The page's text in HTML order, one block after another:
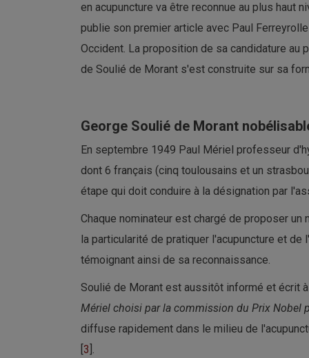
en acupuncture va être reconnue au plus haut
publie son premier article avec Paul
Occident. La proposition de sa candidature au
de Soulié de Morant s'est construite sur sa
George Soulié de Morant
En septembre 1949 Paul Mériel professeur
dont 6 français (cinq toulousains et un
étape qui doit conduire à la désignation par
Chaque nominateur est chargé de proposer
la particularité de pratiquer l'acupuncture et
témoignant ainsi de sa reconnaissance.
Soulié de Morant est aussitôt informé et écrit
Mériel choisi par la commission du Prix Nobel
diffuse rapidement dans le milieu de
3 ].